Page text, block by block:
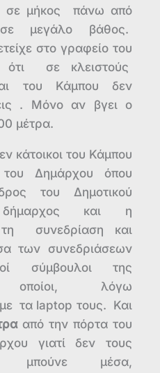
σε μήκος πάνω από
μεγάλο βάθος.
στο γραφείο του
σε κλειστούς
του Κάμπου δεν
. Μόνο αν βγει ο
μέτρα.
κάτοικοι του Κάμπου
Δημάρχου όπου
του Δημοτικού
και η
τη συνεδρίαση και
των συνεδριάσεων
σύμβουλοι της
οι οποίοι, λόγω
τα laptop τους. Και
από την πόρτα του
γιατί δεν τους
μπούνε μέσα,